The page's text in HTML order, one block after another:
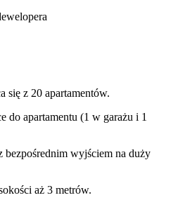
się z 20 apartamentów.
do apartamentu (1 w garażu i 1
bezpośrednim wyjściem na duży
aż 3 metrów.